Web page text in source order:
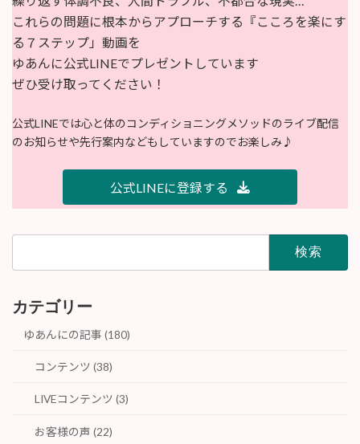
これらの問題に根本からアプローチする『こころを楽にす
る７ステップ」動画を
ゆあんに公式LINEでプレゼントしています
ぜひ受け取ってください！
公式LINEでは心と体のコンディショニングメソッドのライブ配信
のお知らせや先行案内などもしていますのでお楽しみ♪
公式LINEに登録する
カテゴリー
ゆあんにの記事 (180)
コンテンツ (38)
LIVEコンテンツ (3)
お客様の声 (22)